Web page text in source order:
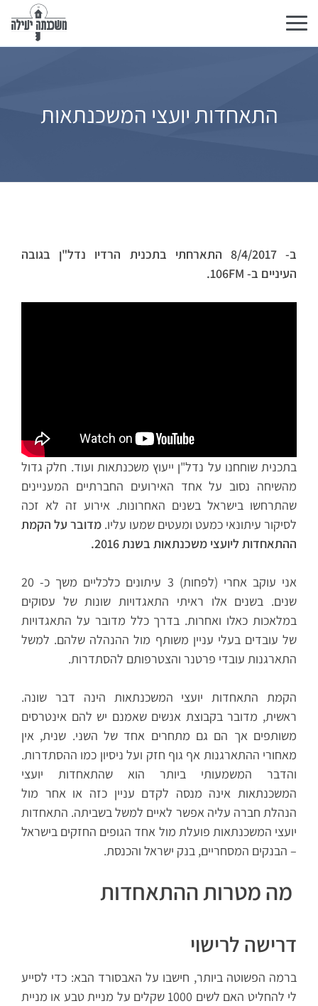
تبديل
التنقل
התאחדות יועצי המשכנתאות
ב- 8/4/2017 התארחתי בתכנית הרדיו נדל"ן בגובה
העיניים ב- 106FM.
בתכנית שוחחנו על נדל"ן ייעוץ משכנתאות ועוד. חלק גדול
מהשיחה נסוב על אחד האירועים החברתיים המעניינים
שהתרחשו בישראל בשנים האחרונות. אירוע זה לא זכה
לסיקור עיתונאי כמעט ומעטים שמעו עליו. מדובר על הקמת
ההתאחדות ליועצי משכנתאות בשנת 2016.
אני עוקב אחרי (לפחות) 3 עיתונים כלכליים משך כ- 20
שנים. בשנים אלו ראיתי התאגדויות שונות של עסוקים
במלאכות כאלו ואחרות. בדרך כלל מדובר על התאגדויות
של עובדים בעלי עניין משותף מול ההנהלה שלהם. למשל
התארגנות עובדי פרטנר והצטרפותם להסתדרות.
הקמת התאחדות יועצי המשכנתאות הינה דבר שונה.
ראשית, מדובר בקבוצת אנשים שאמנם יש להם אינטרסים
משותפים אך הם גם מתחרים אחד של השני. שנית, אין
מאחורי ההתארגנות אף גוף חזק ועל ניסיון כמו ההסתדרות.
והדבר המשמעותי ביותר הוא שהתאחדות יועצי
המשכנתאות אינה מנסה לקדם עניין כזה או אחר מול
הנהלת חברה עליה אפשר לאיים למשל בשביתה. התאחדות
יועצי המשכנתאות פועלת מול אחד הגופים החזקים בישראל
– הבנקים המסחריים, בנק ישראל והכנסת.
מה מטרות ההתאחדות
דרישה לרישוי
ברמה הפשוטה ביותר, חישבו על האבסורד הבא: כדי לסייע
לי להחליט האם לשים 1000 שקלים על מניית טבע או מניית